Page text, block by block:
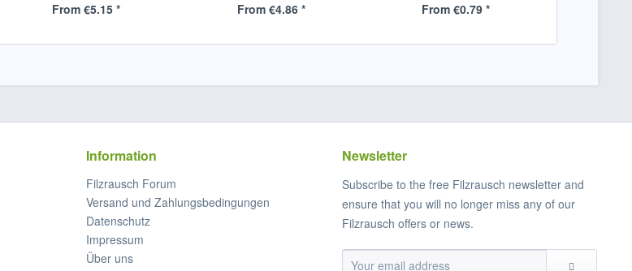
From €5.15 * From €4.86 * From €0.79 *
Information
Filzrausch Forum
Versand und Zahlungsbedingungen
Datenschutz
Impressum
Über uns
Newsletter
Subscribe to the free Filzrausch newsletter and
ensure that you will no longer miss any of our
Filzrausch offers or news.